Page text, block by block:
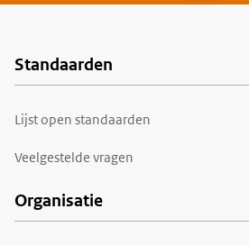
Voet
Standaarden
Lijst open standaarden
Veelgestelde vragen
Organisatie